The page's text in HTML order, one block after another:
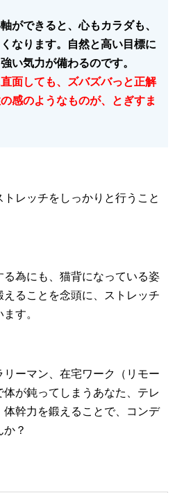
ができると、心もカラダも、
なります。自然と高い目標に
い気力が備わるのです。
面しても、ズバズバっと正解
感のようなものが、とぎすま
レッチをしっかりと行うこと
為にも、猫背になっている姿
ることを念頭に、ストレッチ
す。
ーマン、在宅ワーク（リモー
体が鈍ってしまうあなた、テレ
体幹力を鍛えることで、コンデ
？